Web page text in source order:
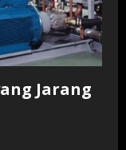
Jarang